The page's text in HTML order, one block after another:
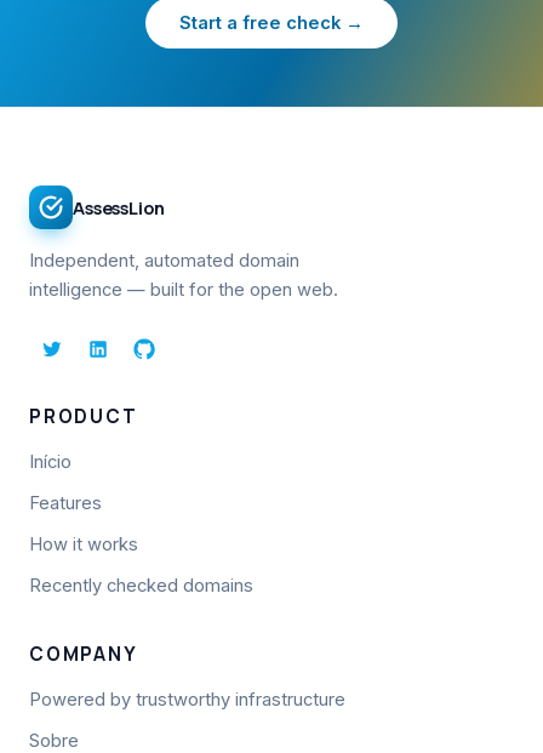
Start a free check →
AssessLion
Independent, automated domain
intelligence — built for the open web.
PRODUCT
Início
Features
How it works
Recently checked domains
COMPANY
Powered by trustworthy infrastructure
Sobre